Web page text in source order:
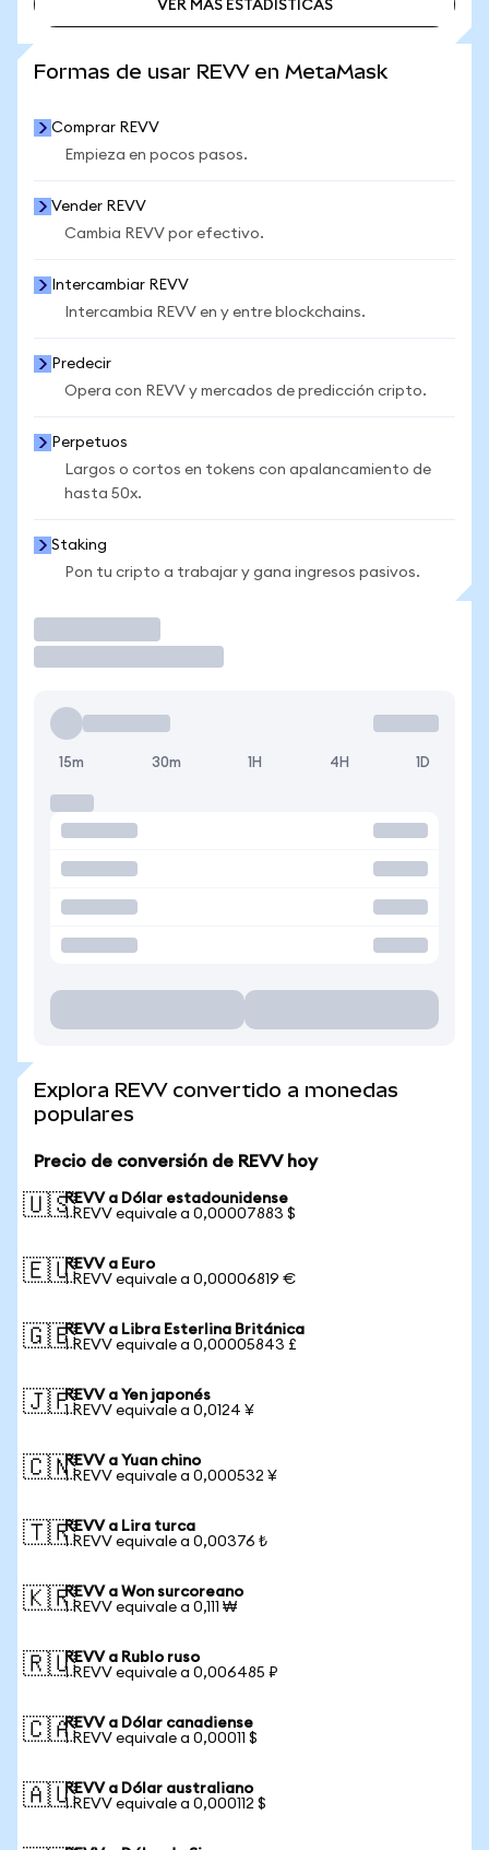
VER MÁS ESTADÍSTICAS
Formas de usar REVV en MetaMask
Comprar REVV
Empieza en pocos pasos.
Vender REVV
Cambia REVV por efectivo.
Intercambiar REVV
Intercambia REVV en y entre blockchains.
Predecir
Opera con REVV y mercados de predicción cripto.
Perpetuos
Largos o cortos en tokens con apalancamiento de
hasta 50x.
Staking
Pon tu cripto a trabajar y gana ingresos pasivos.
15m 30m 1H 4H 1D
Explora REVV convertido a monedas
populares
Precio de conversión de REVV hoy
🇺🇸REVV a Dólar estadounidense
1 REVV equivale a 0,00007883 $
🇪🇺REVV a Euro
1 REVV equivale a 0,00006819 €
🇬🇧REVV a Libra Esterlina Británica
1 REVV equivale a 0,00005843 £
🇯🇵REVV a Yen japonés
1 REVV equivale a 0,0124 ¥
🇨🇳REVV a Yuan chino
1 REVV equivale a 0,000532 ¥
🇹🇷REVV a Lira turca
1 REVV equivale a 0,00376 ₺
🇰🇷REVV a Won surcoreano
1 REVV equivale a 0,111 ₩
🇷🇺REVV a Rublo ruso
1 REVV equivale a 0,006485 ₽
🇨🇦REVV a Dólar canadiense
1 REVV equivale a 0,00011 $
🇦🇺REVV a Dólar australiano
1 REVV equivale a 0,000112 $